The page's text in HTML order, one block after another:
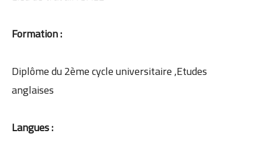
Formation :
Diplôme du 2ème cycle universitaire ,Etudes
anglaises
Langues :